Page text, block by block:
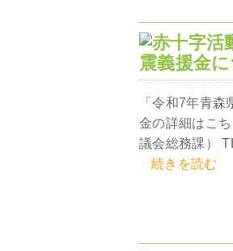
震義援金
「令和7年青
金の詳細はこ
議会総務課）
続きを読む